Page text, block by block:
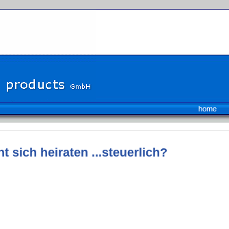
home
sich heiraten ...steuerlich?